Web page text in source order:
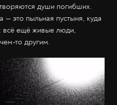
души погибших.
— это пыльная пустыня, куда
всё ещё живые люди,
то другим.